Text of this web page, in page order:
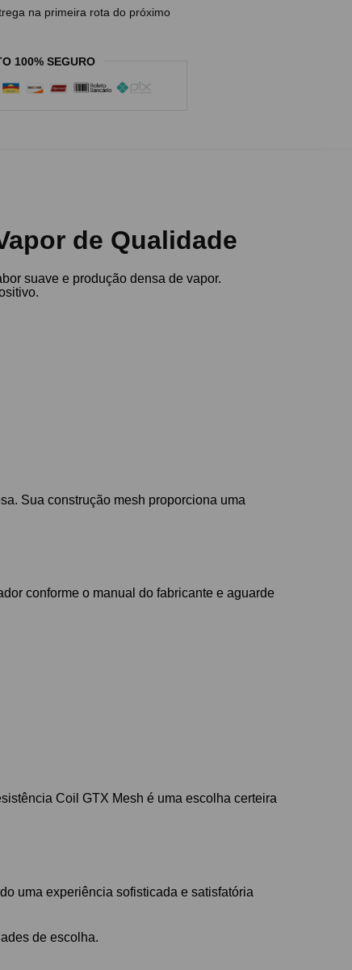
na primeira rota do próximo
100% SEGURO
de Qualidade
suave e produção densa de vapor.
Sua construção mesh proporciona uma
conforme o manual do fabricante e aguarde
Coil GTX Mesh é uma escolha certeira
uma experiência sofisticada e satisfatória
de escolha.